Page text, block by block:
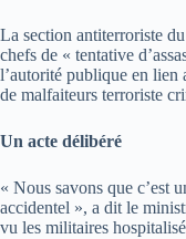
La section antiterroriste
chefs de « tentative
l’autorité publique en lien
de malfaiteurs terroriste
Un acte délibéré
« Nous savons que c’est
accidentel », a dit le
vu les militaires